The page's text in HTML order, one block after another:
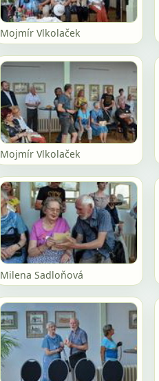
Mojmír Vlkolaček
Mojmír Vlkolaček
Milena Sadloňová